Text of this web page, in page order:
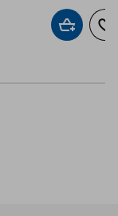
към списъка с
Добави